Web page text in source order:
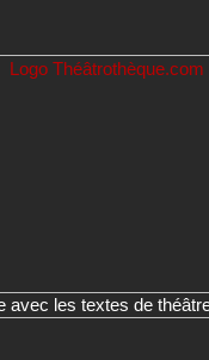
avec les textes de